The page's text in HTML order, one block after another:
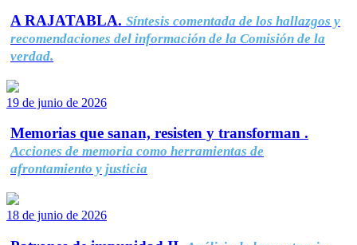
A RAJATABLA. Síntesis comentada de los hallazgos y
recomendaciones del información de la Comisión de la
verdad.
19 de junio de 2026
Memorias que sanan, resisten y transforman .
Acciones de memoria como herramientas de
afrontamiento y justicia
18 de junio de 2026